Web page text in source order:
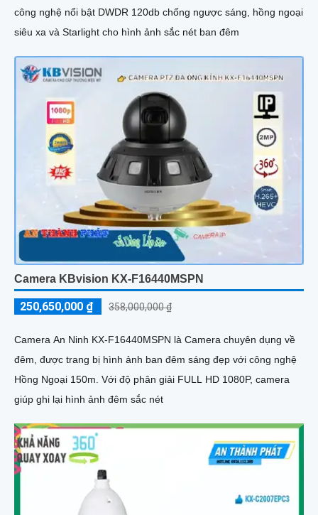
công nghệ nổi bật DWDR 120db chống ngược sáng, hồng ngoại
siêu xa và Starlight cho hình ảnh sắc nét ban đêm
Camera KBvision KX-F16440MSPN
250,650,000 ₫ 358,000,000 ₫
Camera An Ninh KX-F16440MSPN là Camera chuyên dụng về
đêm, được trang bị hình ảnh ban đêm sáng đẹp với công nghệ
Hồng Ngoại 150m. Với độ phân giải FULL HD 1080P, camera
giúp ghi lại hình ảnh đêm sắc nét